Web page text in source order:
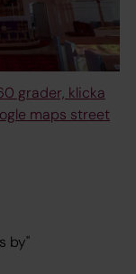
grader, klicka
maps street
by"